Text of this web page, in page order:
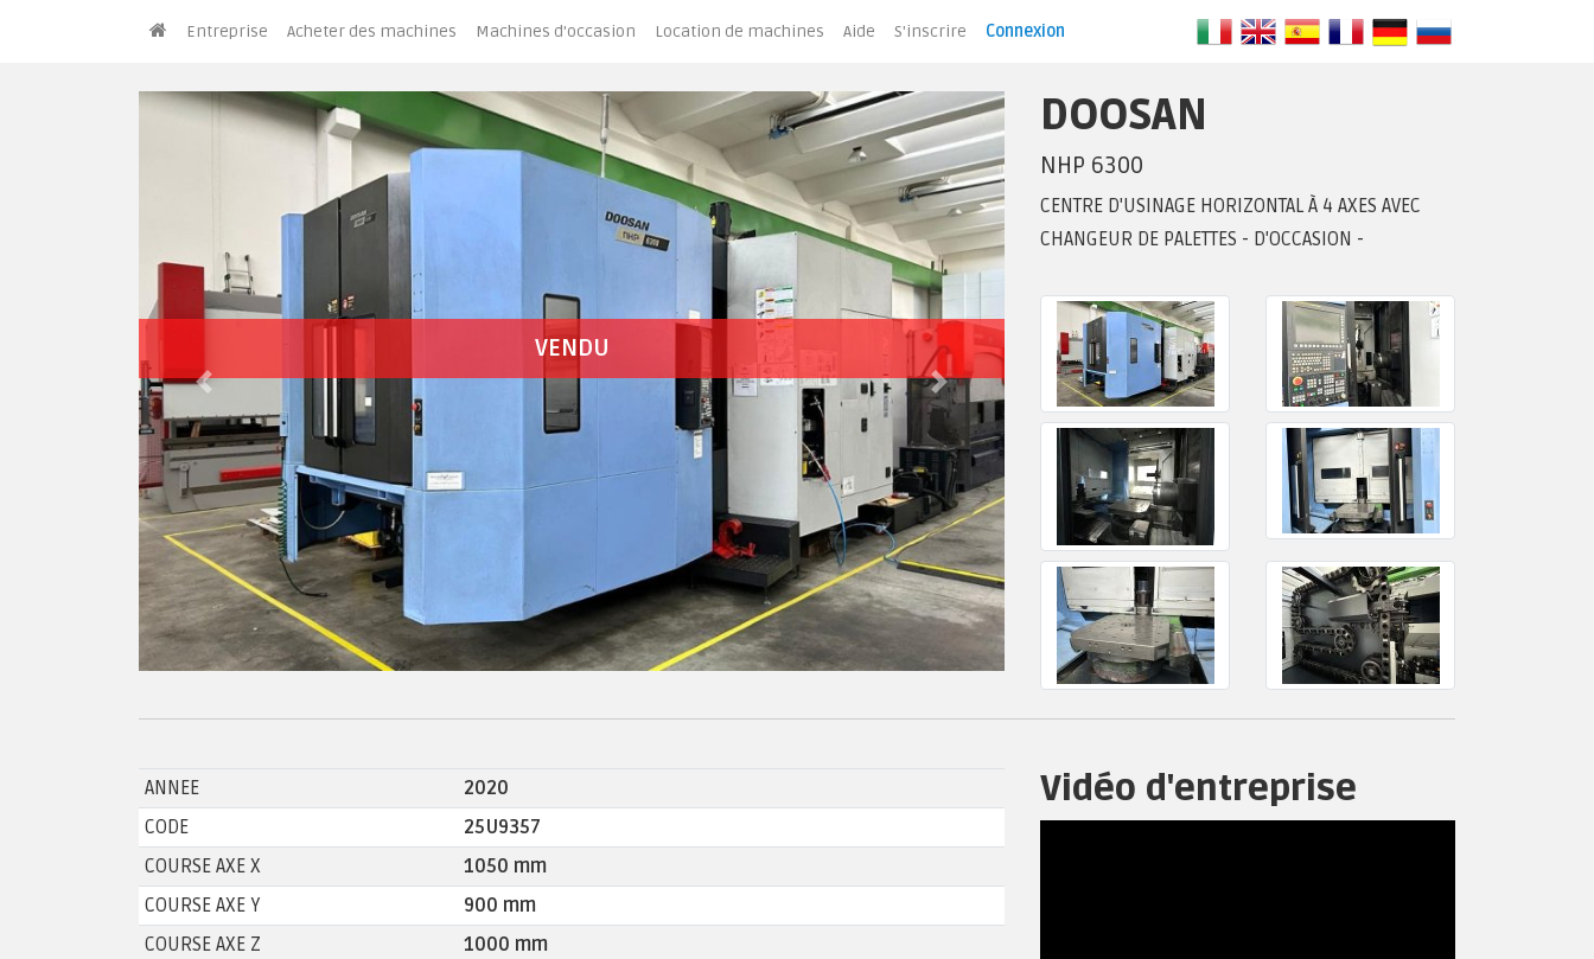
Entreprise Acheter des machines Machines d'occasion Location de machines Aide S'inscrire Connexion
VENDU
Previous Next
DOOSAN
NHP 6300
CENTRE D'USINAGE HORIZONTAL À 4 AXES AVEC
CHANGEUR DE PALETTES - D'OCCASION -
ANNEE
2020
CODE
25U9357
COURSE AXE X
1050 mm
COURSE AXE Y
900 mm
COURSE AXE Z
1000 mm
Vidéo d'entreprise